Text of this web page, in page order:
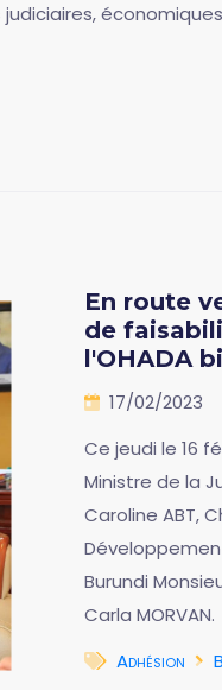
En route
de
l'OHADA
17/02/2023
Ce jeudi le 16
Ministre de la
Caroline ABT,
Burundi
Carla MORVAN.
Adhésion